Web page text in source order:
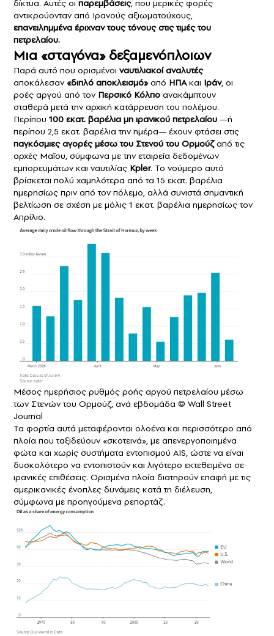
δίκτυα. Αυτές οι παρεμβάσεις, που μερικές φορές
αντικρούονταν από Ιρανούς αξιωματούχους,
επανειλημμένα έριχναν τους τόνους στις τιμές του
πετρελαίου.
Μια «σταγόνα» δεξαμενόπλοιων
Παρά αυτό που ορισμένοι ναυτιλιακοί αναλυτές
αποκάλεσαν«διπλό αποκλεισμό» από ΗΠΑκαι Ιράν, οι
ροές αργού από τον Περσικό Κόλπο ανακάμπτουν
σταθερά μετά την αρχική κατάρρευση του πολέμου.
Περίπου 100 εκατ. βαρέλια μη ιρανικού πετρελαίου —ή
περίπου 2,5 εκατ. βαρέλια την ημέρα— έχουν φτάσει στις
παγκόσμιες αγορές μέσω του Στενού του Ορμούζαπό τις
αρχές Μαΐου, σύμφωνα με την εταιρεία δεδομένων
εμπορευμάτων και ναυτιλίας Kpler. Το νούμερο αυτό
βρίσκεται πολύ χαμηλότερα από τα 15 εκατ. βαρέλια
ημερησίως πριν από τον πόλεμο, αλλά συνιστά σημαντική
βελτίωση σε σχέση με μόλις 1 εκατ. βαρέλια ημερησίως τον
Απρίλιο.
Μέσος ημερήσιος ρυθμός ροής αργού πετρελαίου μέσω
των Στενών του Ορμούζ, ανά εβδομάδα © Wall Street
Journal
Τα φορτία αυτά μεταφέρονται ολοένα και περισσότερο από
πλοία που ταξιδεύουν «σκοτεινά», με απενεργοποιημένα
φώτα και χωρίς συστήματα εντοπισμού AIS, ώστε να είναι
δυσκολότερο να εντοπιστούν και λιγότερο εκτεθειμένα σε
ιρανικές επιθέσεις. Ορισμένα πλοία διατηρούν επαφή με τις
αμερικανικές ένοπλες δυνάμεις κατά τη διέλευση,
σύμφωνα με προηγούμενα ρεπορτάζ.